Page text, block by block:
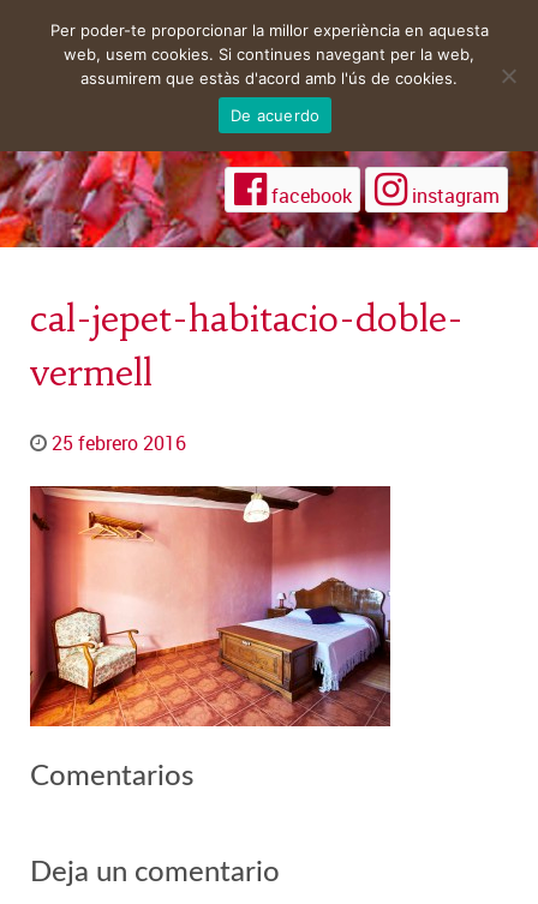
facebook instagram
cal-jepet-habitacio-doble-
vermell
25 febrero 2016
Comentarios
Deja un comentario
Per poder-te proporcionar la millor experiència en aquesta
web, usem cookies. Si continues navegant per la web,
assumirem que estàs d'acord amb l'ús de cookies.
De acuerdo